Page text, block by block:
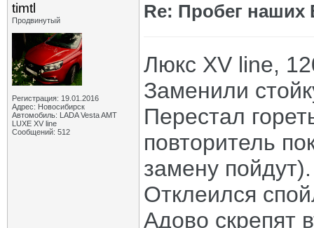
timtl
Продвинутый
Регистрация: 19.01.2016
Адрес: Новосибирск
Автомобиль: LADA Vesta AMT
LUXE XV line
Сообщений: 512
Re: Пробег наших
Люкс XV line,
Заменили
Перестал
повторитель
замену пойдут).
Отклеился
Адово скрепят